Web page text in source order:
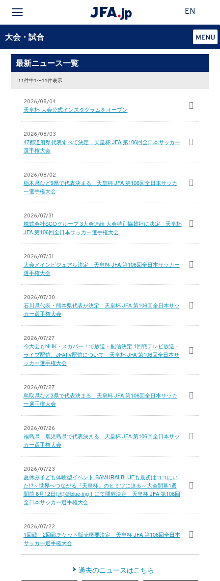
EN
大会・試合
最新ニュース一覧
11件中1〜11件表示
2026/08/04
天皇杯 大会公式インスタグラムをオープン
2026/08/03
47都道府県代表すべて決定 天皇杯 JFA 第106回全日本サッカー
選手権大会
2026/08/02
栃木県など9県で代表決まる 天皇杯 JFA 第106回全日本サッカ
ー選手権大会
2026/07/31
株式会社SCOグループ 3大会連続 大会特別協賛社に決定 天皇杯
JFA 第106回全日本サッカー選手権大会
2026/07/31
大会メインビジュアル決定 天皇杯 JFA 第106回全日本サッカー
選手権大会
2026/07/30
石川県代表・熊本県代表が決定 天皇杯 JFA 第106回全日本サッ
カー選手権大会
2026/07/27
今大会もNHK・スカパー！で放送・配信決定 1回戦テレビ放送・
ライブ配信、JFATV配信について 天皇杯 JFA 第106回全日本サ
ッカー選手権大会
2026/07/27
鳥取県など3県で代表決まる 天皇杯 JFA 第106回全日本サッカ
ー選手権大会
2026/07/26
福島県、鹿児島県で代表決まる 天皇杯 JFA 第106回全日本サッ
カー選手権大会
2026/07/23
夏休み子ども体験型イベント SAMURAI BLUEも最初はココにい
た!?～世界へつながる『天皇杯』のヒミツに迫る～大会開幕1週
間前 8月12日(水)＠blue-ing！にて開催決定 天皇杯 JFA 第106回
全日本サッカー選手権大会
2026/07/22
1回戦・2回戦チケット販売概要決定 天皇杯 JFA 第106回全日本
サッカー選手権大会
過去のニュースはこちら